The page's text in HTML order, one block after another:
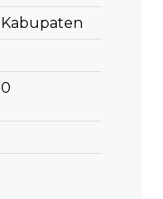
Kabupaten
0